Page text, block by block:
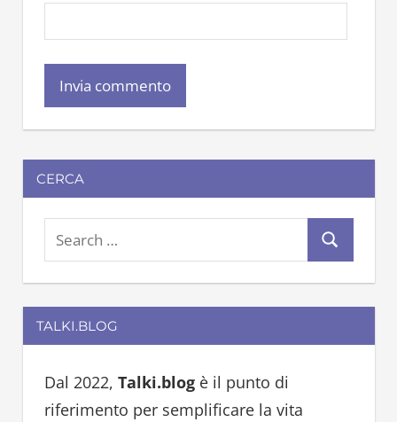
CERCA
e
a
r
c
e
a
TALKI.BLOG
Dal 2022, Talki.blogè il punto di
riferimento per semplificare la vita